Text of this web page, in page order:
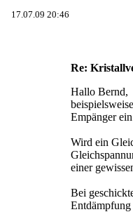
17.07.09 20:46
Re:
Hallo Bernd,
Empänger
Wird ein
einer
Bei
Entdämpfung